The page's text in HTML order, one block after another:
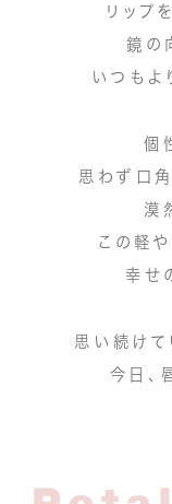
リップ
鏡の
いつもよ
個
思わず口
漠
この軽
幸せ
思い続けて
今日、